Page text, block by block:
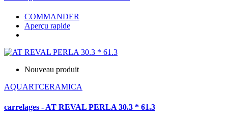
COMMANDER
Aperçu rapide
Nouveau produit
AQUARTCERAMICA
carrelages - AT REVAL PERLA 30.3 * 61.3